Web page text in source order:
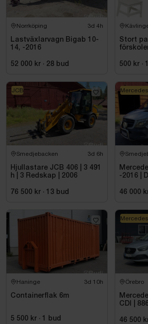
Norrköping 3d 4h
Lastväxlarvagn Bigab 10-
14, -2016
52 000 kr · 28 bud
Stort
500 kr · 1
Smedjebacken 3d 6h
Hjullastare JCB 406 | 3 491
h | 3 Redskap | 2006
76 500 kr · 13 bud
JCB
-2016 |
46 000
Haninge 3d 10h
Containerflak 6m
5 500 kr · 1 bud
Örebro
CDI
46 500